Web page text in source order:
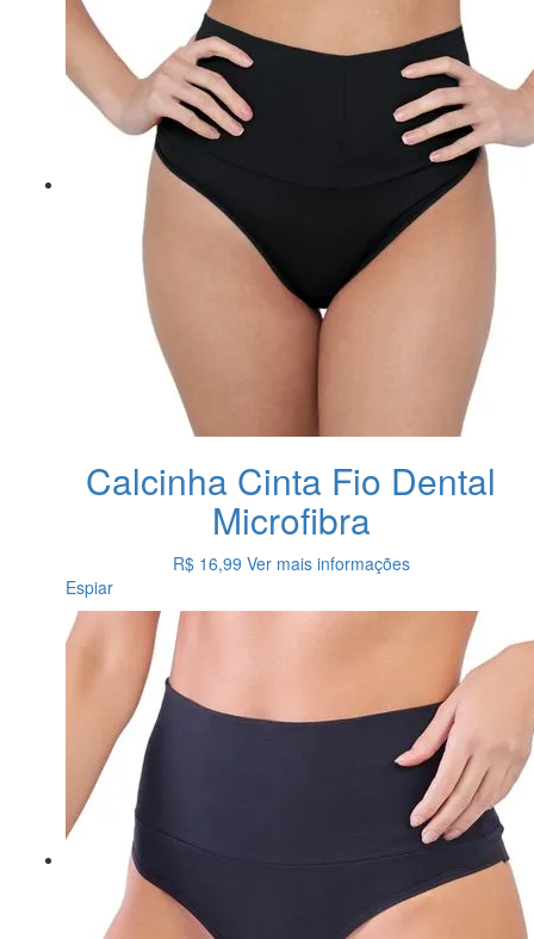
Calcinha Cinta Fio Dental
Microfibra
R$ 16,99 Ver mais informações
Espiar